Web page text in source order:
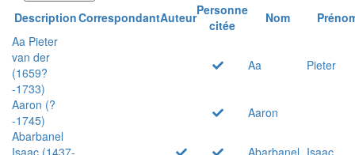
DescriptionCorrespondantAuteurPersonne
citée
Nom
Aa Pieter
van der
(1659?
-1733)
Aa Pieter
Aaron (?
-1745)
Aaron
Abarbanel
Isaac (1437-
Abarbanel Isaac